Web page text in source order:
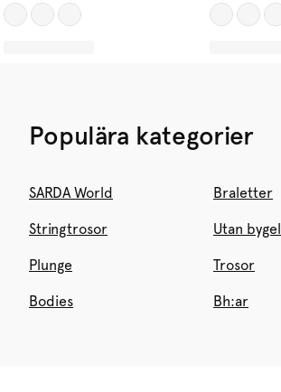
Populära kategorier
SARDA World Braletter
Stringtrosor Utan bygel
Plunge Trosor
Bodies Bh:ar